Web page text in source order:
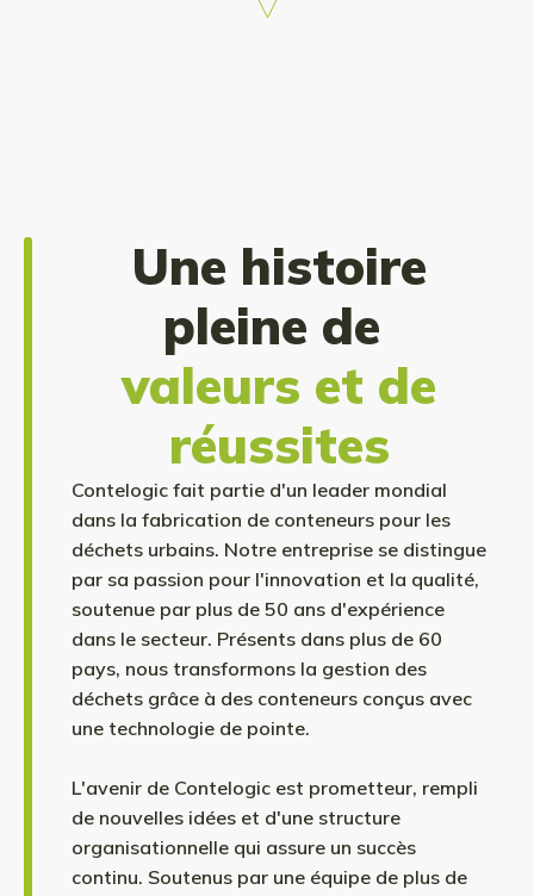
Une histoire
pleine de
valeurs et de
réussites
Contelogic fait partie d'un leader mondial
dans la fabrication de conteneurs pour les
déchets urbains. Notre entreprise se distingue
par sa passion pour l'innovation et la qualité,
soutenue par plus de 50 ans d'expérience
dans le secteur. Présents dans plus de 60
pays, nous transformons la gestion des
déchets grâce à des conteneurs conçus avec
une technologie de pointe.
L'avenir de Contelogic est prometteur, rempli
de nouvelles idées et d'une structure
organisationnelle qui assure un succès
continu. Soutenus par une équipe de plus de